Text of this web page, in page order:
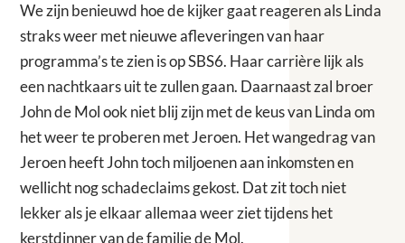
We zijn benieuwd hoe de kijker gaat reageren als Linda
straks weer met nieuwe afleveringen van haar
programma’s te zien is op SBS6. Haar carrière lijk als
een nachtkaars uit te zullen gaan. Daarnaast zal broer
John de Mol ook niet blij zijn met de keus van Linda om
het weer te proberen met Jeroen. Het wangedrag van
Jeroen heeft John toch miljoenen aan inkomsten en
wellicht nog schadeclaims gekost. Dat zit toch niet
lekker als je elkaar allemaa weer ziet tijdens het
kerstdinner van de familie de Mol.